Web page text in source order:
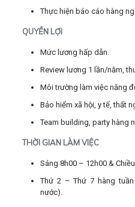
Thực hiện báo cáo hàng
QUYỀN LỢI
Mức lương hấp dẫn.
Review lương 1 lần/năm,
Môi trường làm việc năng
Bảo hiểm xã hội, y tế, thất
Team building, party hàng
THỜI GIAN LÀM VIỆC
Sáng 8h00 – 12h00 &
Thứ 2 – Thứ 7 hàng
nước).